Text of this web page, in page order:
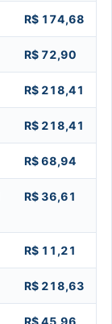
R$ 174,68
R$ 72,90
R$ 218,41
R$ 218,41
R$ 68,94
R$ 36,61
R$ 11,21
R$ 218,63
R$ 45,96